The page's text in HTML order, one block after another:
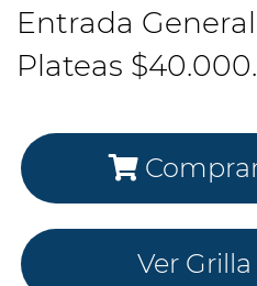
Entrada
Plateas $40.000.
Ver